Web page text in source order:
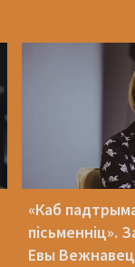
«Каб
пісьменніц».
Евы Вежнавец